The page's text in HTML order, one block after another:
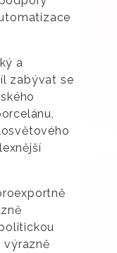
a
zabývat se
výrazně